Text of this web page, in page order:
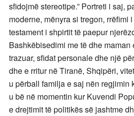
sfidojmë stereotipe.” Portreti i saj,
moderne, mënyra si tregon, rrëfimi
testament i shpirtit të paepur
Bashkëbisedimi me të dhe
trazuar, sfidat personale dhe një
dhe e rritur në Tiranë, Shqipëri,
u përball familja e saj nën
u bë në momentin kur Kuvendi
e drejtimit të politikës së jashtme